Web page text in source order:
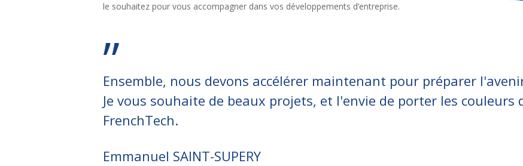
le souhaitez pour vous accompagner dans vos développements d’entreprise.
”
Ensemble, nous devons accélérer maintenant pour préparer
Je vous souhaite de beaux projets, et l'envie de porter les couleurs
FrenchTech.
Emmanuel SAINT-SUPERY